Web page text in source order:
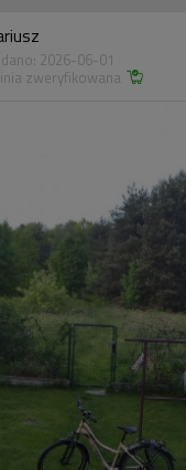
2026-06-01
zweryfikowana